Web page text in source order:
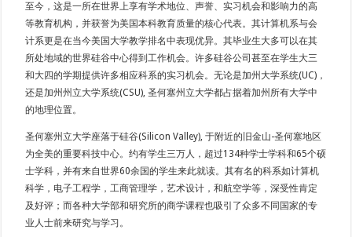
至今，这是一所在世界上享有学术地位、声誉、实习机会和影响力的高
等教育机构，并获誉为美国本科教育质量的核心代表。其计算机系与会
计系更是在当今美国大学教学排名中表现优异。其毕业生大多可以在其
所处地域的世界硅谷中心得到工作机会。许多硅谷公司甚至在学生大三
和大四的学期提供许多相应科系的实习机会。无论是加州大学系统(UC)，
还是加州州立大学系统(CSU), 圣何塞州立大学都占据着加州所有大学中
的地理位置。
圣何塞州立大学座落于硅谷(Silicon Valley), 于附近的旧金山-圣何塞地区
为全美的重要科技中心。约有学生三万人，超过134种学士学科和65个硕
士学科，并有来自世界60余国的学生来此就读。其有名的科系如计算机
科学，电子工程学，工商管理学，艺术设计，和航空学等，深受性肯定
及好评；而各种大学部和研究所的商学课程也吸引了众多不同国家的专
业人士前来研究与学习。